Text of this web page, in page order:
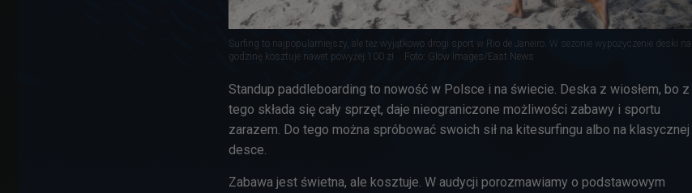
Surfing to najpopularniejszy, ale też wyjątkowo drogi sport w Rio de Janeiro. W sezonie wypożyczenie deski na
godzinę kosztuje nawet powyżej 100 zł
Foto: Glow Images/East News
Standup paddleboarding to nowość w Polsce i na świecie. Deska z wiosłem, bo z
tego składa się cały sprzęt, daje nieograniczone możliwości zabawy i sportu
zarazem. Do tego można spróbować swoich sił na kitesurfingu albo na klasycznej
desce.
Zabawa jest świetna, ale kosztuje. W audycji porozmawiamy o podstawowym